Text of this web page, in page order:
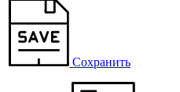
Сохранить